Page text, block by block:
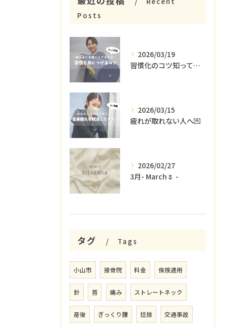
Posts
2026/03/19
習慣化のコツ知ってる😳？
2026/03/15
疲れが取れない人へ💌
2026/02/27
3月- March🌷 -
タグ Tags
小山市 接骨院 料金 保険適用
針 首 痛み ストレートネック
産後 ぎっくり腰 捻挫 交通事故